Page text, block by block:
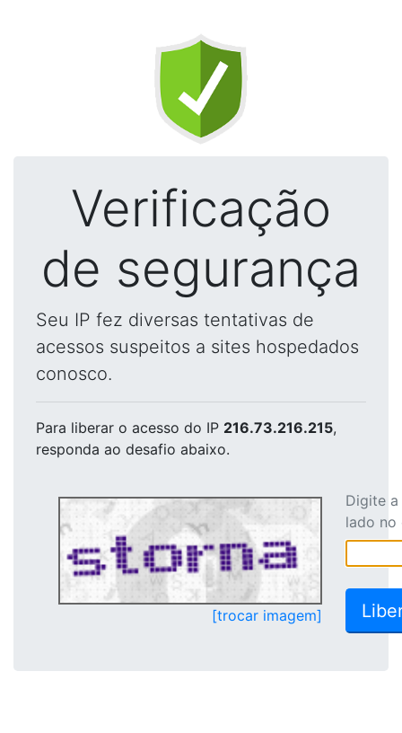
Verificação
de segurança
Seu IP fez diversas tentativas de
acessos suspeitos a sites hospedados
conosco.
Para liberar o acesso do IP 216.73.216.215,
responda ao desafio abaixo.
[trocar imagem]
Digite
lado no